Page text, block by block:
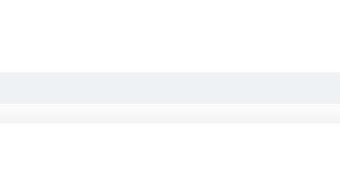
excelenta in incaperi de pana la 25 metri patrati.